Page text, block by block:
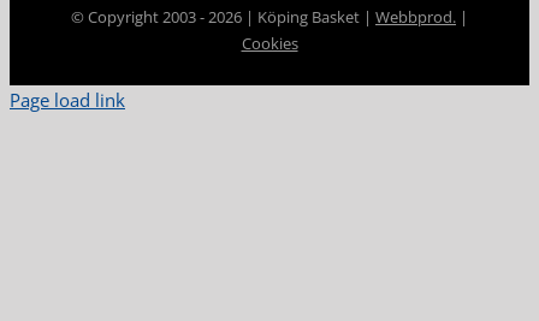
© Copyright 2003 -2026 | Köping Basket | Webbprod. |
Cookies
Page load link